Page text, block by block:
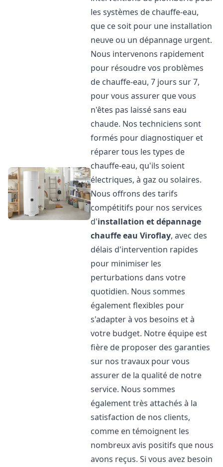
les systèmes de chauffe-eau,
que ce soit pour une installation
neuve ou un dépannage urgent.
Nous intervenons rapidement
pour résoudre vos problèmes
de chauffe-eau, 7 jours sur 7,
pour vous assurer que vous
n'êtes pas laissé sans eau
chaude. Nos techniciens sont
formés pour diagnostiquer et
réparer tous les types de
chauffe-eau, qu'ils soient
électriques, à gaz ou solaires.
Nous offrons des tarifs
compétitifs pour nos services
d'installation et dépannage
chauffe eau Viroflay, avec des
délais d'intervention rapides
pour minimiser les
perturbations dans votre
quotidien. Nous sommes
également flexibles pour
s'adapter à vos besoins et à
votre budget. Notre équipe est
fière de proposer des garanties
sur nos travaux pour vous
assurer de la qualité de notre
service. Nous sommes
également très attachés à la
satisfaction de nos clients,
comme en témoignent les
nombreux avis positifs que nous
avons reçus. Si vous avez besoin